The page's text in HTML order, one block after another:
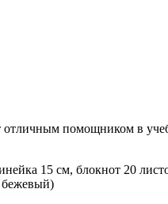
помощником в
15 см, блокнот 20
бежевый)